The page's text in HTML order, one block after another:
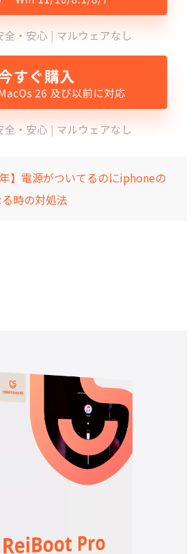
年】電源がついてるのにiphoneの
時の対処法